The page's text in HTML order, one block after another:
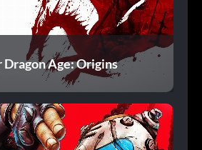
Age: Origins